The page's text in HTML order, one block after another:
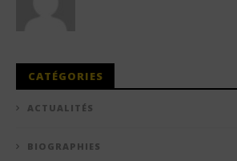
CATÉGORIES
ACTUALITÉS
BIOGRAPHIES